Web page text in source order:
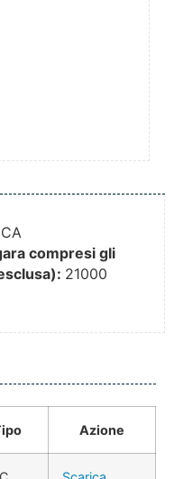
compresi gli
21000
Azione